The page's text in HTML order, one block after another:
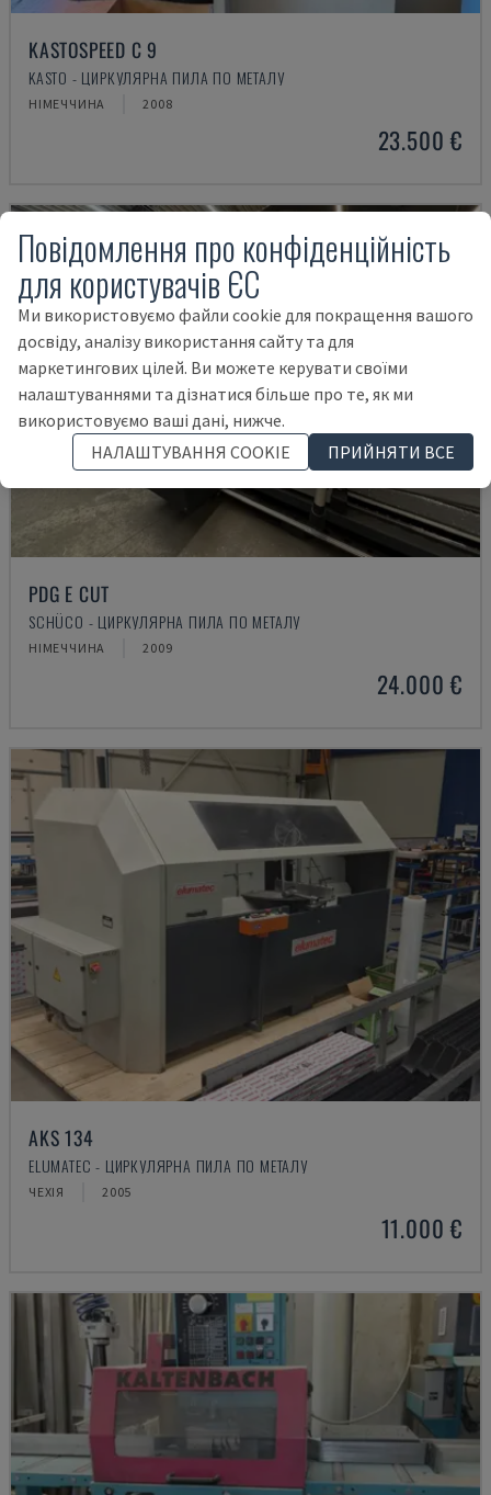
KASTOSPEED C 9
KASTO - ЦИРКУЛЯРНА ПИЛА ПО МЕТАЛУ
НІМЕЧЧИНА 2008
23.500 €
PDG E CUT
SCHÜCO - ЦИРКУЛЯРНА ПИЛА ПО МЕТАЛУ
НІМЕЧЧИНА 2009
24.000 €
AKS 134
ELUMATEC - ЦИРКУЛЯРНА ПИЛА ПО МЕТАЛУ
ЧЕХІЯ 2005
11.000 €
Повідомлення про конфіденційність
для користувачів ЄС
Ми використовуємо файли cookie для покращення вашого
досвіду, аналізу використання сайту та для
маркетингових цілей. Ви можете керувати своїми
налаштуваннями та дізнатися більше про те, як ми
використовуємо ваші дані, нижче.
НАЛАШТУВАННЯ COOKIE
ПРИЙНЯТИ ВСЕ